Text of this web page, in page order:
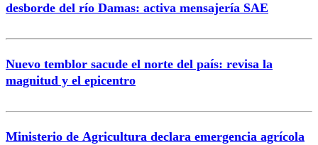
desborde del río Damas: activa mensajería SAE
Nuevo temblor sacude el norte del país: revisa la
magnitud y el epicentro
Ministerio de Agricultura declara emergencia agrícola